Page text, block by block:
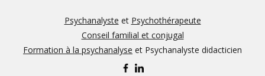
Psychanalyste et Psychothérapeute
Conseil familial et conjugal
Formation à la psychanalyse et Psychanalyste didacticien